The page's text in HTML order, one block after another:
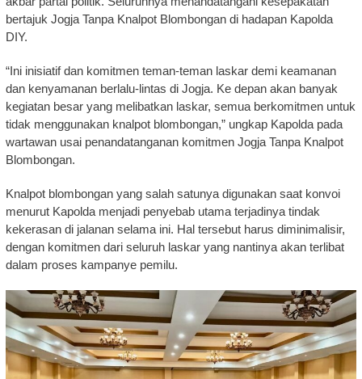
bertajuk Jogja Tanpa Knalpot Blombongan di hadapan Kapolda
DIY.
“Ini inisiatif dan komitmen teman-teman laskar demi keamanan
dan kenyamanan berlalu-lintas di Jogja. Ke depan akan banyak
kegiatan besar yang melibatkan laskar, semua berkomitmen untuk
tidak menggunakan knalpot blombongan,” ungkap Kapolda pada
wartawan usai penandatanganan komitmen Jogja Tanpa Knalpot
Blombongan.
Knalpot blombongan yang salah satunya digunakan saat konvoi
menurut Kapolda menjadi penyebab utama terjadinya tindak
kekerasan di jalanan selama ini. Hal tersebut harus diminimalisir,
dengan komitmen dari seluruh laskar yang nantinya akan terlibat
dalam proses kampanye pemilu.